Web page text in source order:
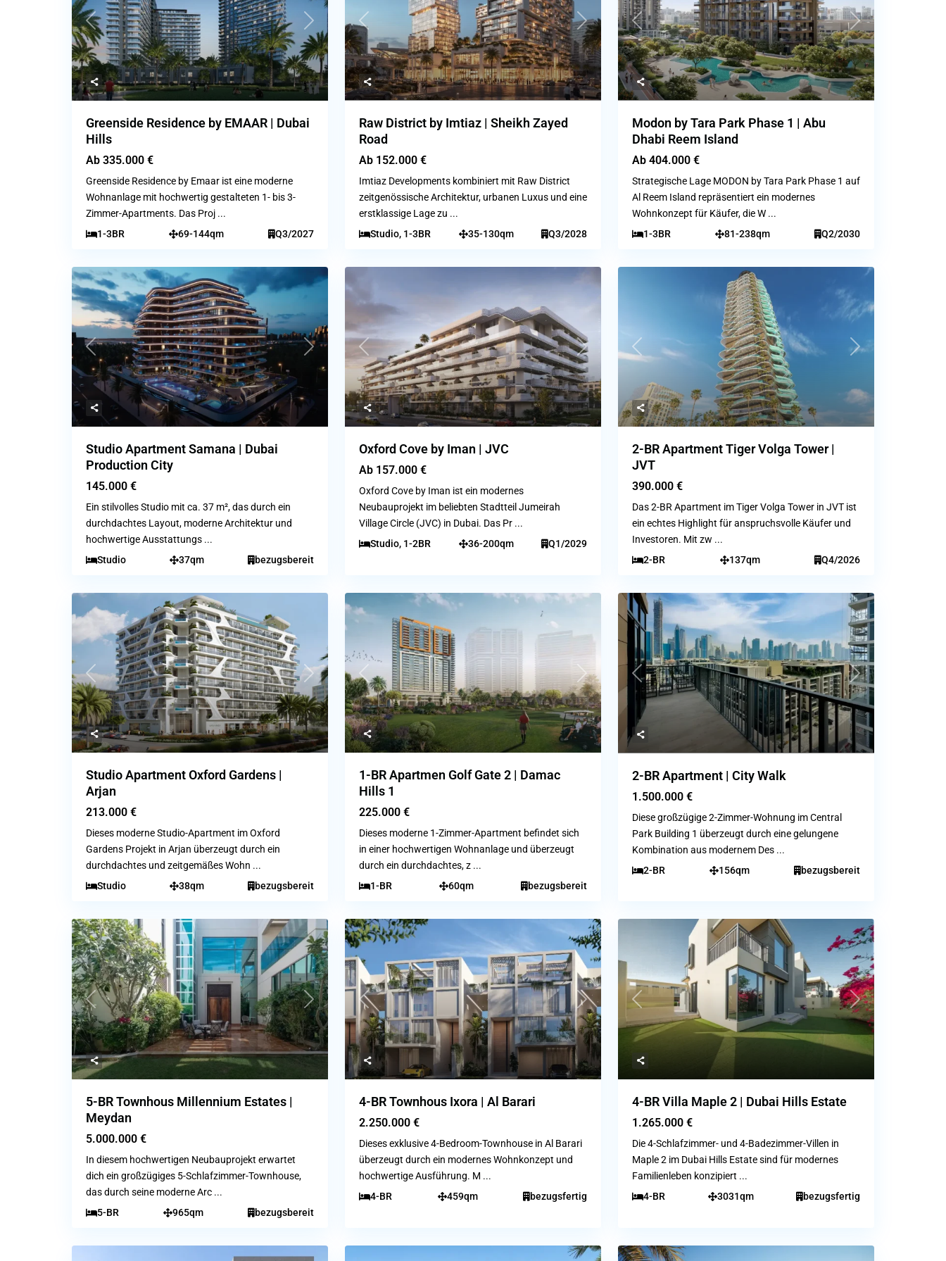
Previous Next
Greenside Residence by EMAAR | Dubai
Hills
Ab 335.000 €
Greenside Residence by Emaar ist eine moderne
Wohnanlage mit hochwertig gestalteten 1- bis 3-
Zimmer-Apartments. Das Proj ...
1-3BR
69-144qm Q3/2027
Previous Next
Raw District by Imtiaz | Sheikh Zayed
Road
Ab 152.000 €
Imtiaz Developments kombiniert mit Raw District
zeitgenössische Architektur, urbanen Luxus und eine
erstklassige Lage zu ...
Studio, 1-3BR
35-130qm Q3/2028
Previous Next
Modon by Tara Park Phase 1 | Abu
Dhabi Reem Island
Ab 404.000 €
Strategische Lage MODON by Tara Park Phase 1 auf
Al Reem Island repräsentiert ein modernes
Wohnkonzept für Käufer, die W ...
1-3BR
81-238qm Q2/2030
Previous Next
Studio Apartment Samana | Dubai
Production City
145.000 €
Ein stilvolles Studio mit ca. 37 m², das durch ein
durchdachtes Layout, moderne Architektur und
hochwertige Ausstattungs ...
Studio
37qm bezugsbereit
Previous Next
Oxford Cove by Iman | JVC
Ab 157.000 €
Oxford Cove by Iman ist ein modernes
Neubauprojekt im beliebten Stadtteil Jumeirah
Village Circle (JVC) in Dubai. Das Pr ...
Studio, 1-2BR
36-200qm Q1/2029
Previous Next
2-BR Apartment Tiger Volga Tower |
JVT
390.000 €
Das 2-BR Apartment im Tiger Volga Tower in JVT ist
ein echtes Highlight für anspruchsvolle Käufer und
Investoren. Mit zw ...
2-BR
137qm Q4/2026
Previous Next
Studio Apartment Oxford Gardens |
Arjan
213.000 €
Dieses moderne Studio-Apartment im Oxford
Gardens Projekt in Arjan überzeugt durch ein
durchdachtes und zeitgemäßes Wohn ...
Studio
38qm bezugsbereit
Previous Next
1-BR Apartmen Golf Gate 2 | Damac
Hills 1
225.000 €
Dieses moderne 1-Zimmer-Apartment befindet sich
in einer hochwertigen Wohnanlage und überzeugt
durch ein durchdachtes, z ...
1-BR
60qm bezugsbereit
Previous Next
2-BR Apartment | City Walk
1.500.000 €
Diese großzügige 2-Zimmer-Wohnung im Central
Park Building 1 überzeugt durch eine gelungene
Kombination aus modernem Des ...
2-BR
156qm bezugsbereit
Previous Next
5-BR Townhous Millennium Estates |
Meydan
5.000.000 €
In diesem hochwertigen Neubauprojekt erwartet
dich ein großzügiges 5-Schlafzimmer-Townhouse,
das durch seine moderne Arc ...
5-BR
965qm bezugsbereit
Previous Next
4-BR Townhous Ixora | Al Barari
2.250.000 €
Dieses exklusive 4-Bedroom-Townhouse in Al Barari
überzeugt durch ein modernes Wohnkonzept und
hochwertige Ausführung. M ...
4-BR
459qm bezugsfertig
Previous Next
4-BR Villa Maple 2 | Dubai Hills Estate
1.265.000 €
Die 4-Schlafzimmer- und 4-Badezimmer-Villen in
Maple 2 im Dubai Hills Estate sind für modernes
Familienleben konzipiert ...
4-BR
3031qm bezugsfertig